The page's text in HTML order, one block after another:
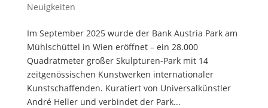
Neuigkeiten
Im September 2025 wurde der Bank Austria Park am
Mühlschüttel in Wien eröffnet – ein 28.000
Quadratmeter großer Skulpturen-Park mit 14
zeitgenössischen Kunstwerken internationaler
Kunstschaffenden. Kuratiert von Universalkünstler
André Heller und verbindet der Park...